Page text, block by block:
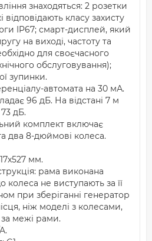
знаходяться: 2 розетки
відповідають класу захисту
IP67; смарт-дисплей, який
на виході, частоту та
для своєчасного
обслуговування);
зупинки.
автомата на 30 мА.
96 дБ. На відстані 7 м
дБ.
комплект включає
два 8-дюймові колеса.
мм.
рама виконана
не виступають за її
при зберіганні генератор
ніж моделі з колесами,
межі рами.